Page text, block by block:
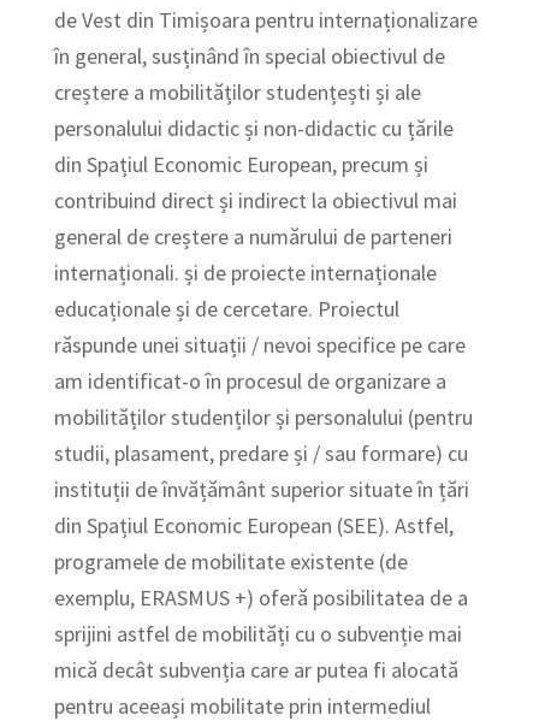
de Vest din Timișoara pentru internaționalizare
în general, susținând în special obiectivul de
creștere a mobilităților studențești și ale
personalului didactic și non-didactic cu țările
din Spațiul Economic European, precum și
contribuind direct și indirect la obiectivul mai
general de creștere a numărului de parteneri
internaționali. și de proiecte internaționale
educaționale și de cercetare. Proiectul
răspunde unei situații / nevoi specifice pe care
am identificat-o în procesul de organizare a
mobilităților studenților și personalului (pentru
studii, plasament, predare și / sau formare) cu
instituții de învățământ superior situate în țări
din Spațiul Economic European (SEE). Astfel,
programele de mobilitate existente (de
exemplu, ERASMUS +) oferă posibilitatea de a
sprijini astfel de mobilități cu o subvenție mai
mică decât subvenția care ar putea fi alocată
pentru aceeași mobilitate prin intermediul